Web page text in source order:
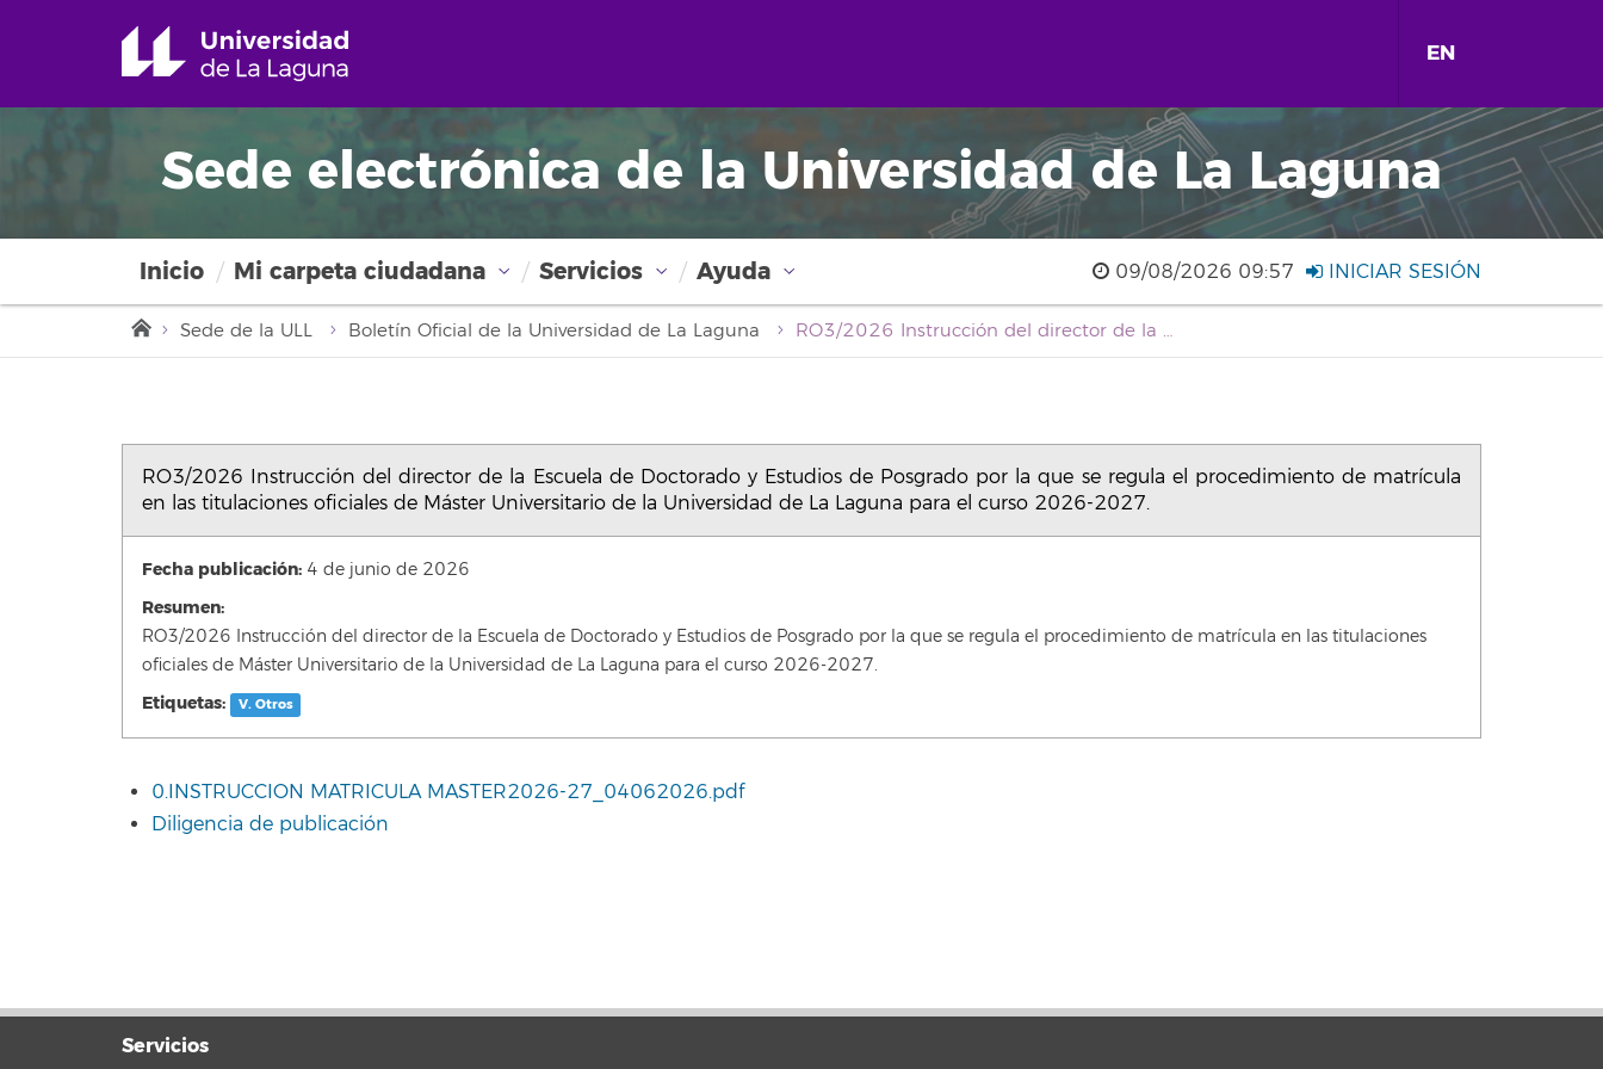
EN
Sede electrónica de la Universidad de La Laguna
Inicio Mi carpeta ciudadana Servicios Ayuda 09/08/2026 09:57 INICIAR SESIÓN
Sede de la ULL Boletín Oficial de la Universidad de La Laguna RO3/2026 Instrucción del director de la Escuela de Doctorado y Estudios de Posgrado por la que se regula el procedimiento de matrícula en las titulaciones oficiales de Máster Universitario de la Universidad de La Laguna para el curso 2026-2027.
RO3/2026 Instrucción del director de la Escuela de Doctorado y Estudios de Posgrado por la que se regula el procedimiento de matrícula
en las titulaciones oficiales de Máster Universitario de la Universidad de La Laguna para el curso 2026-2027.
Fecha publicación: 4 de junio de 2026
Resumen:
RO3/2026 Instrucción del director de la Escuela de Doctorado y Estudios de Posgrado por la que se regula el procedimiento de matrícula en las titulaciones
oficiales de Máster Universitario de la Universidad de La Laguna para el curso 2026-2027.
Etiquetas: V. Otros
0.INSTRUCCION MATRICULA MASTER2026-27_04062026.pdf
Diligencia de publicación
Servicios